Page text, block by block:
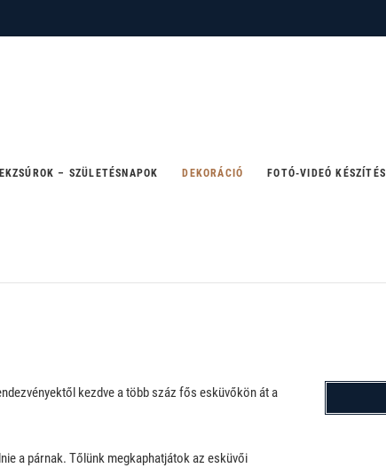
– SZÜLETÉSNAPOK DEKORÁCIÓ FOTÓ-VIDEÓ KÉSZÍTÉS
kezdve a több száz fős esküvőkön át a
a párnak. Tőlünk megkaphatjátok az esküvői